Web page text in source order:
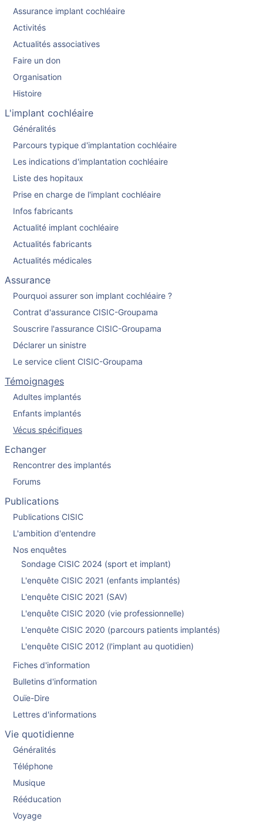
Assurance implant cochléaire
Activités
Actualités associatives
Faire un don
Organisation
Histoire
L'implant cochléaire
Généralités
Parcours typique d'implantation cochléaire
Les indications d'implantation cochléaire
Liste des hopitaux
Prise en charge de l'implant cochléaire
Infos fabricants
Actualité implant cochléaire
Actualités fabricants
Actualités médicales
Assurance
Pourquoi assurer son implant cochléaire ?
Contrat d'assurance CISIC-Groupama
Souscrire l'assurance CISIC-Groupama
Déclarer un sinistre
Le service client CISIC-Groupama
Témoignages
Adultes implantés
Enfants implantés
Vécus spécifiques
Echanger
Rencontrer des implantés
Forums
Publications
Publications CISIC
L'ambition d'entendre
Nos enquêtes
Sondage CISIC 2024 (sport et implant)
L'enquête CISIC 2021 (enfants implantés)
L'enquête CISIC 2021 (SAV)
L'enquête CISIC 2020 (vie professionnelle)
L'enquête CISIC 2020 (parcours patients implantés)
L'enquête CISIC 2012 (l'implant au quotidien)
Fiches d'information
Bulletins d'information
Ouïe-Dire
Lettres d'informations
Vie quotidienne
Généralités
Téléphone
Musique
Rééducation
Voyage